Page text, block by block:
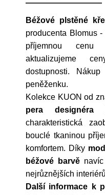
Béžové plstěné
producenta Blomus-
příjemnou cenu
aktualizujeme
dostupnosti.
peněženku.
Kolekce KUON od
pera designéra
charakteristická
bouclé tkaninou
komfortem. Díky
béžové barvě
nejrůznějších
Další informace k